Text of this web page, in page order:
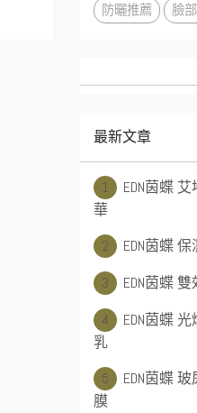
防曬推薦
臉
最新文章
1
EDN茵蝶
華
2
EDN茵蝶
3
EDN茵蝶
4
EDN茵蝶
乳
5
EDN茵蝶
膜